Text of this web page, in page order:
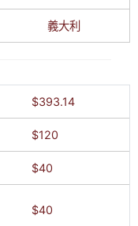
義大利
$393.14
$120
$40
$40